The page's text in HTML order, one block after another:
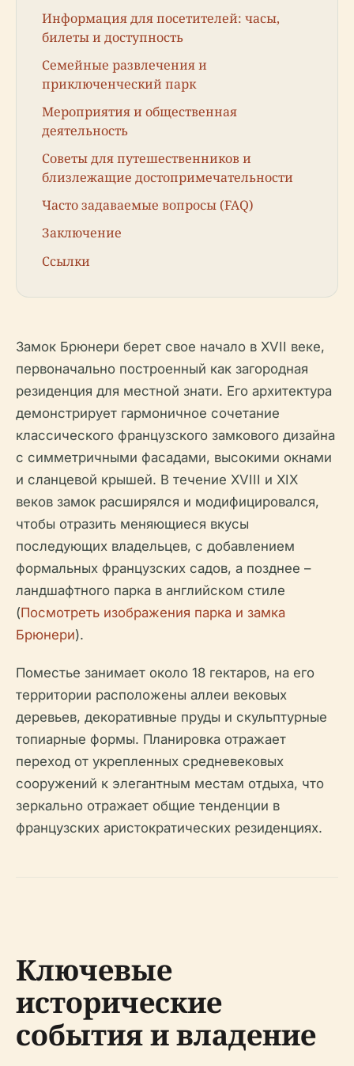
Информация для посетителей: часы,
билеты и доступность
Семейные развлечения и
приключенческий парк
Мероприятия и общественная
деятельность
Советы для путешественников и
близлежащие достопримечательности
Часто задаваемые вопросы (FAQ)
Заключение
Ссылки
Замок Брюнери берет свое начало в XVII веке,
первоначально построенный как загородная
резиденция для местной знати. Его архитектура
демонстрирует гармоничное сочетание
классического французского замкового дизайна
с симметричными фасадами, высокими окнами
и сланцевой крышей. В течение XVIII и XIX
веков замок расширялся и модифицировался,
чтобы отразить меняющиеся вкусы
последующих владельцев, с добавлением
формальных французских садов, а позднее –
ландшафтного парка в английском стиле
(Посмотреть изображения парка и замка
Брюнери).
Поместье занимает около 18 гектаров, на его
территории расположены аллеи вековых
деревьев, декоративные пруды и скульптурные
топиарные формы. Планировка отражает
переход от укрепленных средневековых
сооружений к элегантным местам отдыха, что
зеркально отражает общие тенденции в
французских аристократических резиденциях.
Ключевые
исторические
события и владение